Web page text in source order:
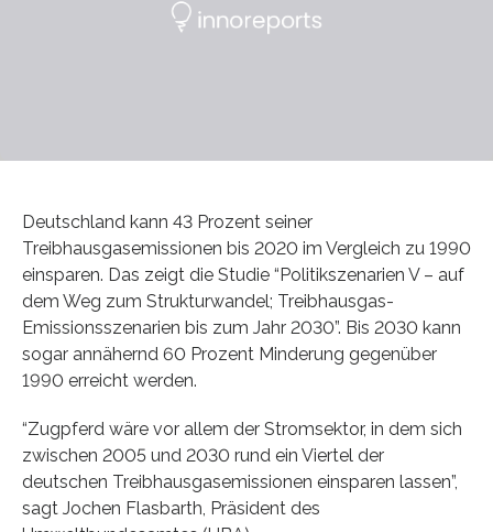
Deutschland kann 43 Prozent seiner
Treibhausgasemissionen bis 2020 im Vergleich zu 1990
einsparen. Das zeigt die Studie “Politikszenarien V – auf
dem Weg zum Strukturwandel; Treibhausgas-
Emissionsszenarien bis zum Jahr 2030”. Bis 2030 kann
sogar annähernd 60 Prozent Minderung gegenüber
1990 erreicht werden.
“Zugpferd wäre vor allem der Stromsektor, in dem sich
zwischen 2005 und 2030 rund ein Viertel der
deutschen Treibhausgasemissionen einsparen lassen”,
sagt Jochen Flasbarth, Präsident des